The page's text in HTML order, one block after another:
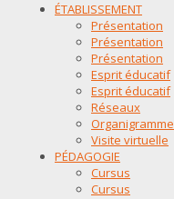
ÉTABLISSEMENT
Présentation
Présentation
Présentation
Esprit éducatif
Esprit éducatif
Réseaux
Organigramme
Visite virtuelle
PÉDAGOGIE
Cursus
Cursus